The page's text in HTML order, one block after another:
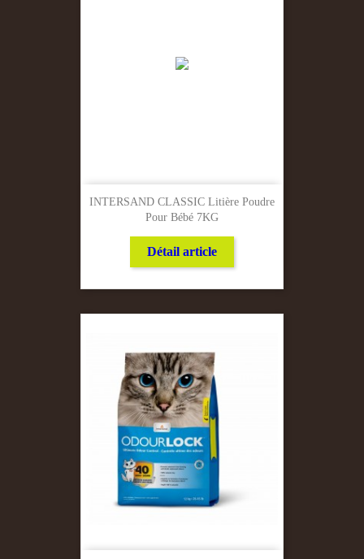
INTERSAND CLASSIC Litière Poudre
Pour Bébé 7KG
Détail article